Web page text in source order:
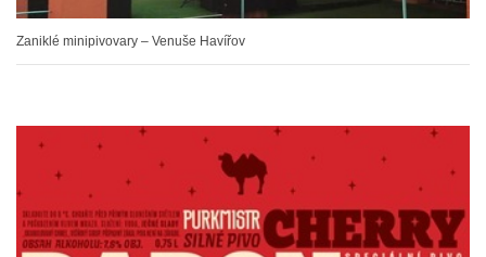
Zaniklé minipivovary – Venuše Havířov